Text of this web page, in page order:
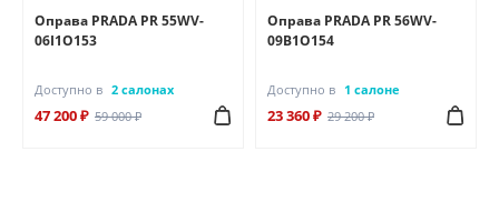
Оправа PRADA PR 55WV-
06I1O153
Доступно в 2 салонах
47 200 ₽ 59 000 ₽
Оправа PRADA PR 56WV-
09B1O154
Доступно в 1 салоне
23 360 ₽ 29 200 ₽